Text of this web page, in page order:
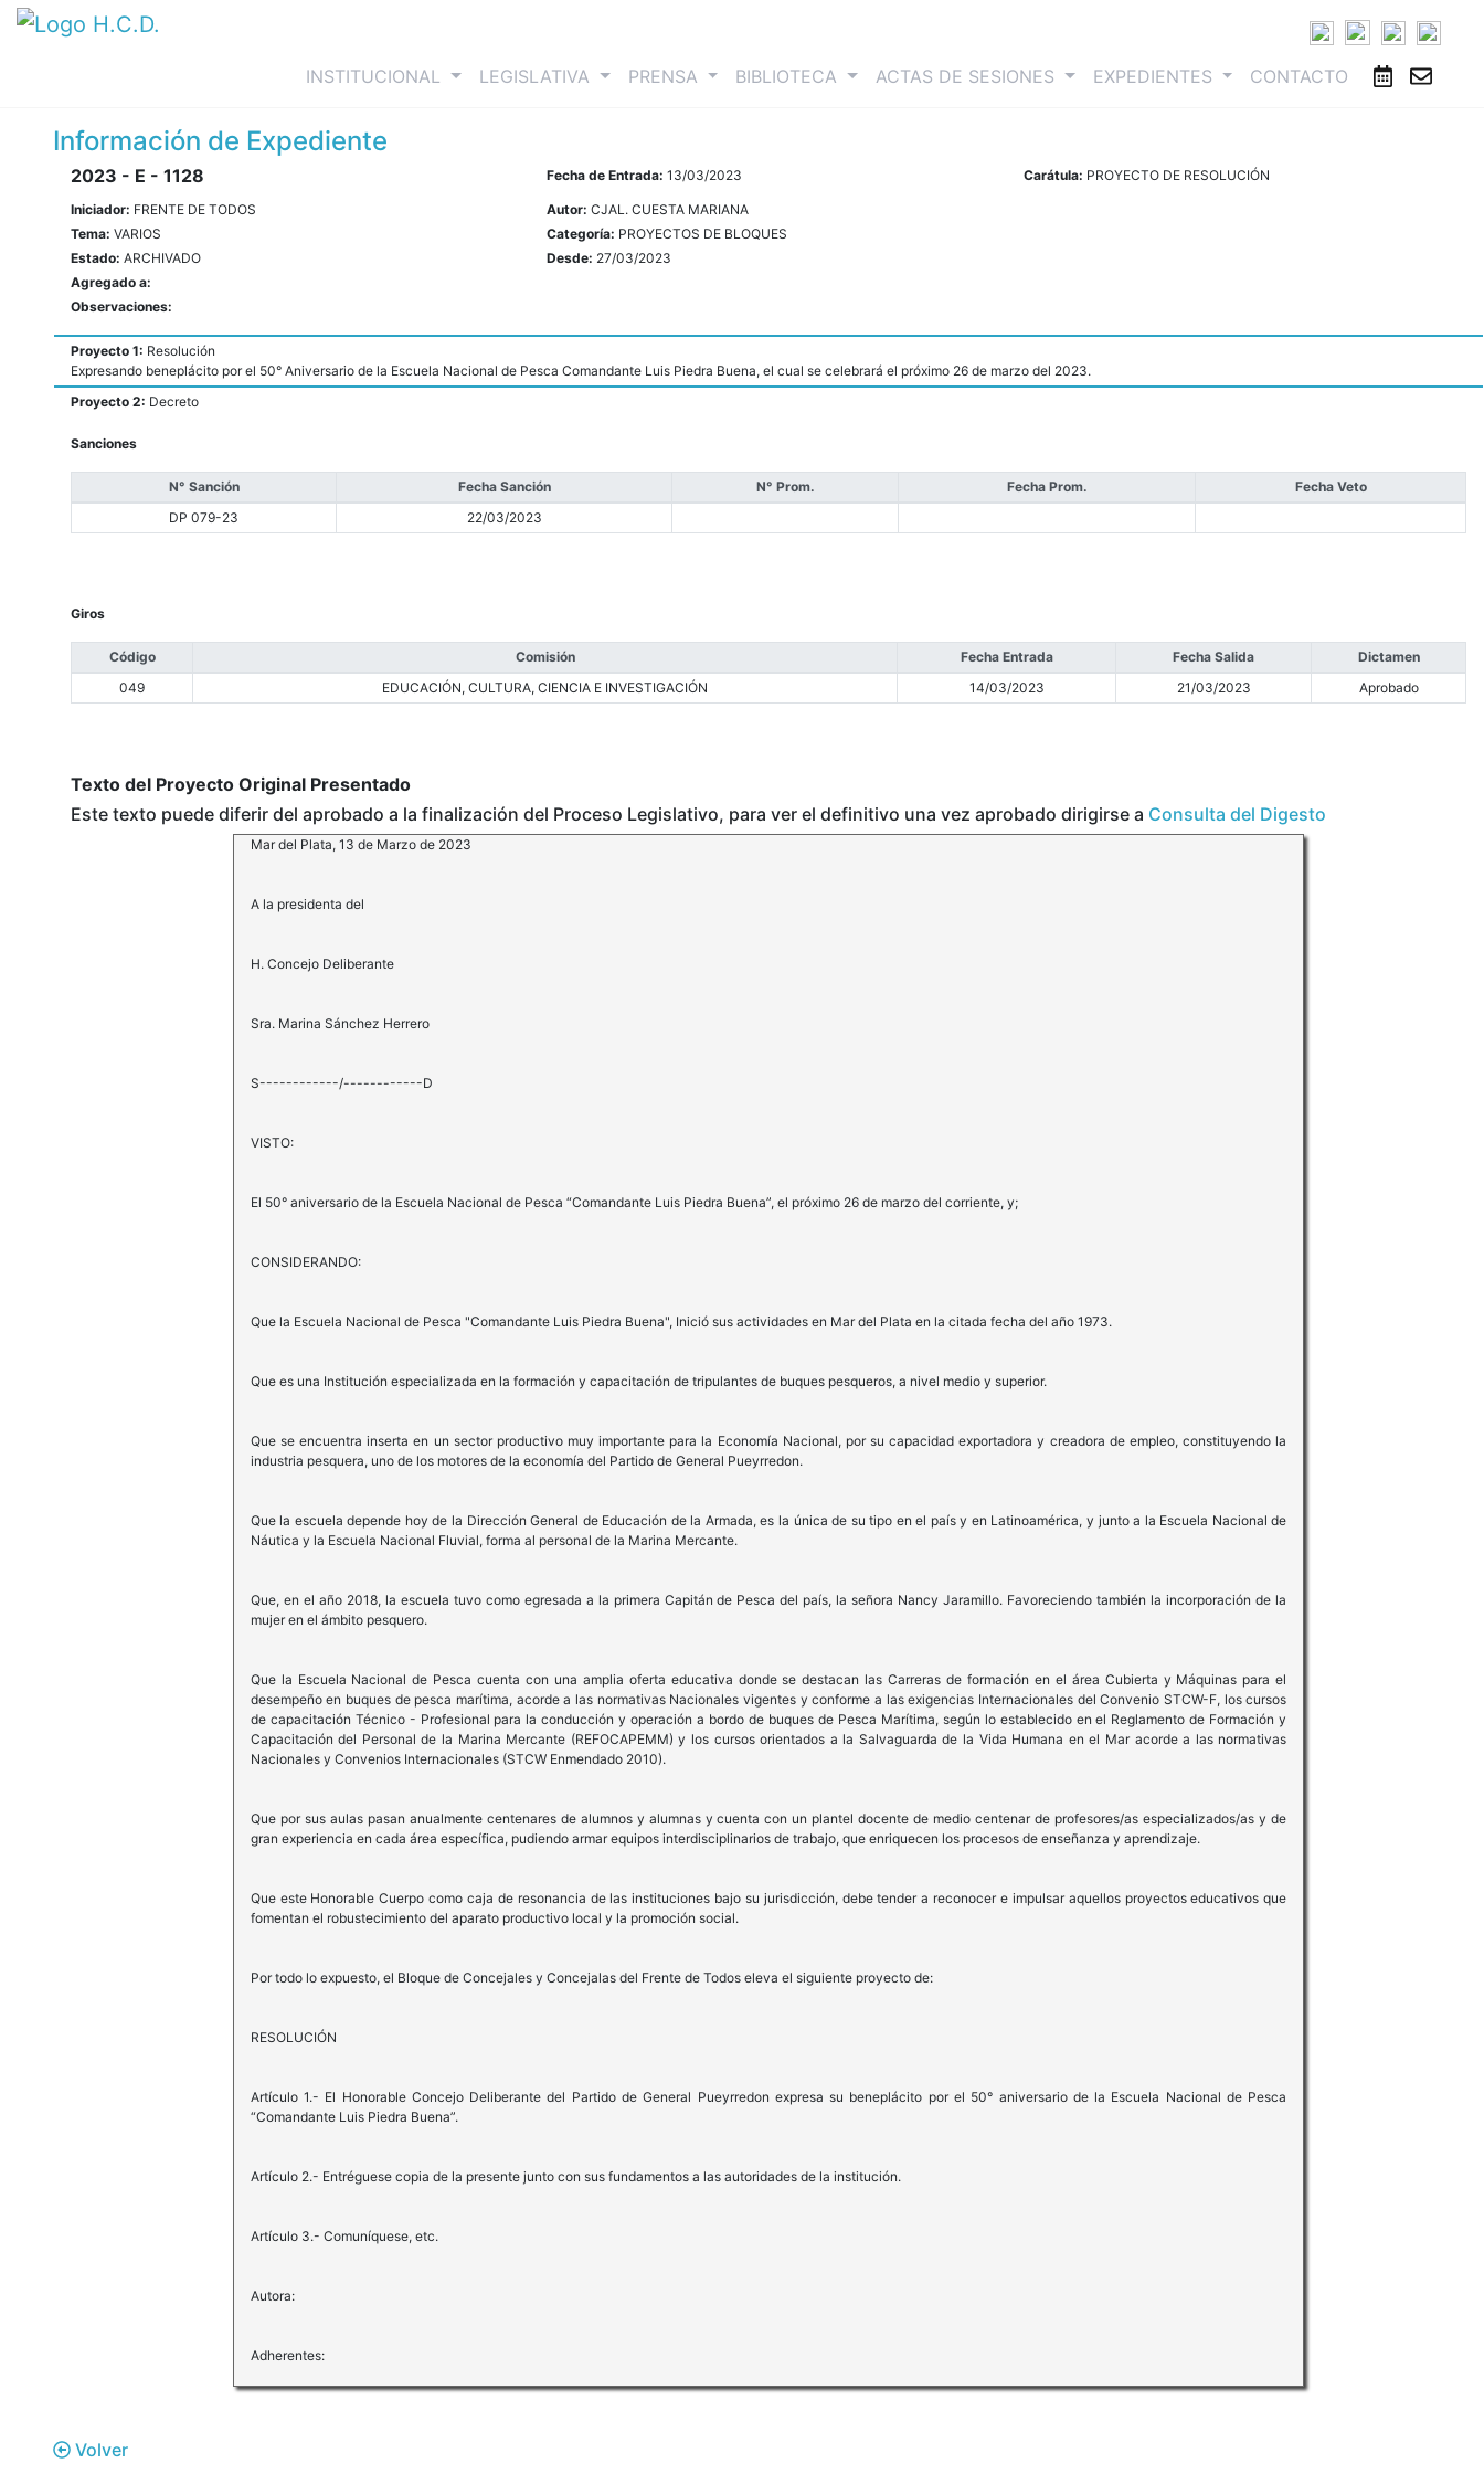
INSTITUCIONAL (current)LEGISLATIVA PRENSA BIBLIOTECA ACTAS DE SESIONES EXPEDIENTES CONTACTO
Información de Expediente
2023 - E - 1128 Fecha de Entrada:13/03/2023 Carátula: PROYECTO DE RESOLUCIÓN
Iniciador: FRENTE DE TODOS Autor:CJAL. CUESTA MARIANA
Tema: VARIOS Categoría: PROYECTOS DE BLOQUES
Estado: ARCHIVADO Desde: 27/03/2023
Agregado a:
Observaciones:
Proyecto 1: Resolución
Expresando beneplácito por el 50° Aniversario de la Escuela Nacional de Pesca Comandante Luis Piedra Buena, el cual se celebrará el próximo 26 de marzo del 2023.
Proyecto 2: Decreto
Sanciones
N° Sanción Fecha Sanción N° Prom. Fecha Prom.
Fecha Veto
DP 079-23
22/03/2023
Giros
Código Comisión Fecha Entrada Fecha Salida
Dictamen
049
EDUCACIÓN, CULTURA, CIENCIA E INVESTIGACIÓN 14/03/2023 21/03/2023 Aprobado
Texto del Proyecto Original Presentado
Este texto puede diferir del aprobado a la finalización del Proceso Legislativo, para ver el definitivo una vez aprobado dirigirse a Consulta del Digesto
Mar del Plata, 13 de Marzo de 2023
A la presidenta del
H. Concejo Deliberante
Sra. Marina Sánchez Herrero
S------------/------------D
VISTO:
El 50° aniversario de la Escuela Nacional de Pesca “Comandante Luis Piedra Buena”, el próximo 26 de marzo del corriente, y;
CONSIDERANDO:
Que la Escuela Nacional de Pesca "Comandante Luis Piedra Buena", Inició sus actividades en Mar del Plata en la citada fecha del año 1973.
Que es una Institución especializada en la formación y capacitación de tripulantes de buques pesqueros, a nivel medio y superior.
Que se encuentra inserta en un sector productivo muy importante para la Economía Nacional, por su capacidad exportadora y creadora de empleo, constituyendo la
industria pesquera, uno de los motores de la economía del Partido de General Pueyrredon.
Que la escuela depende hoy de la Dirección General de Educación de la Armada, es la única de su tipo en el país y en Latinoamérica, y junto a la Escuela Nacional de
Náutica y la Escuela Nacional Fluvial, forma al personal de la Marina Mercante.
Que, en el año 2018, la escuela tuvo como egresada a la primera Capitán de Pesca del país, la señora Nancy Jaramillo. Favoreciendo también la incorporación de la
mujer en el ámbito pesquero.
Que la Escuela Nacional de Pesca cuenta con una amplia oferta educativa donde se destacan las Carreras de formación en el área Cubierta y Máquinas para el
desempeño en buques de pesca marítima, acorde a las normativas Nacionales vigentes y conforme a las exigencias Internacionales del Convenio STCW-F, los cursos
de capacitación Técnico - Profesional para la conducción y operación a bordo de buques de Pesca Marítima, según lo establecido en el Reglamento de Formación y
Capacitación del Personal de la Marina Mercante (REFOCAPEMM) y los cursos orientados a la Salvaguarda de la Vida Humana en el Mar acorde a las normativas
Nacionales y Convenios Internacionales (STCW Enmendado 2010).
Que por sus aulas pasan anualmente centenares de alumnos y alumnas y cuenta con un plantel docente de medio centenar de profesores/as especializados/as y de
gran experiencia en cada área específica, pudiendo armar equipos interdisciplinarios de trabajo, que enriquecen los procesos de enseñanza y aprendizaje.
Que este Honorable Cuerpo como caja de resonancia de las instituciones bajo su jurisdicción, debe tender a reconocer e impulsar aquellos proyectos educativos que
fomentan el robustecimiento del aparato productivo local y la promoción social.
Por todo lo expuesto, el Bloque de Concejales y Concejalas del Frente de Todos eleva el siguiente proyecto de:
RESOLUCIÓN
Artículo 1.- El Honorable Concejo Deliberante del Partido de General Pueyrredon expresa su beneplácito por el 50° aniversario de la Escuela Nacional de Pesca
“Comandante Luis Piedra Buena”.
Artículo 2.- Entréguese copia de la presente junto con sus fundamentos a las autoridades de la institución.
Artículo 3.- Comuníquese, etc.
Autora:
Adherentes:
Volver